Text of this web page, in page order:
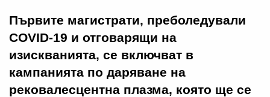
Първите магистрати, преболедували
COVID-19 и отговарящи на
изискванията, се включват в
кампанията по даряване на
рековалесцентна плазма, която ще се